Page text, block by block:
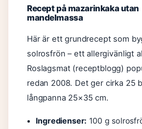
Recept på mazarinkaka utan
mandelmassa
Här är ett grundrecept som
solrosfrön – ett allergivänligt
Roslagsmat (receptblogg)
redan 2008. Det ger cirka 25
långpanna 25×35 cm.
Ingredienser: 100 g